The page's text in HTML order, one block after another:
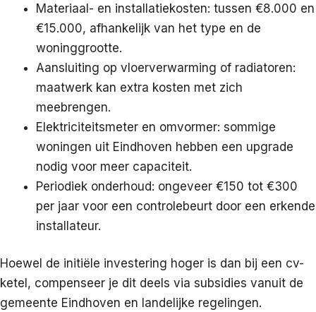
Materiaal- en installatiekosten: tussen €8.000 en
€15.000, afhankelijk van het type en de
woninggrootte.
Aansluiting op vloerverwarming of radiatoren:
maatwerk kan extra kosten met zich
meebrengen.
Elektriciteitsmeter en omvormer: sommige
woningen uit Eindhoven hebben een upgrade
nodig voor meer capaciteit.
Periodiek onderhoud: ongeveer €150 tot €300
per jaar voor een controlebeurt door een erkende
installateur.
Hoewel de initiële investering hoger is dan bij een cv-
ketel, compenseer je dit deels via subsidies vanuit de
gemeente Eindhoven en landelijke regelingen.